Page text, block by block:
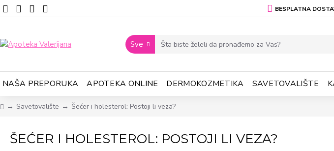
BESPLATNA
Sve
NAŠA PREPORUKA APOTEKA ONLINE DERMOKOZMETIKA SAVETOVALIŠTE
Savetovalište Šećer i holesterol: Postoji li veza?
ŠEĆER I HOLESTEROL: POSTOJI LI VEZA?